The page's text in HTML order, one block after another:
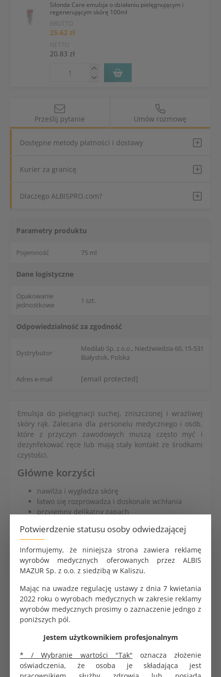
Potwierdzenie statusu osoby odwiedzającej
Informujemy, że niniejsza strona zawiera reklamę
wyrobów medycznych oferowanych przez ALBIS
MAZUR Sp. z o.o. z siedzibą w Kaliszu.
Mając na uwadze regulację ustawy z dnia 7 kwietania
2022 roku o wyrobach medycznych w zakresie reklamy
wyrobów medycznych prosimy o zaznaczenie jedngo z
poniższych pól.
Jestem użytkownikiem profesjonalnym
* / Wybranie wartości "Tak" oznacza złożenie
oświadczenia, że osoba je składająca jest
Silonda Care emulsja o działaniu pielęgnującym i
regenerującym skórę 100ml
BRUTTO
25.62 zł
NETTO
20.83 zł
Prześlij pytanie Umów rozmowę
Dostępne metody płatności i dostawy
Kurier za granicę
Dlaczego ALBISPRO.com?
Parametry produktu
Pojemność 75 ml
Dane logistyczne
Opakowanie
jednostkowe
1 szt.
Odpowiedzialność za zgodność
Dystrybutor
Medilab Sp. z o.o., Niedźwiedzia 60, 15-531
Białystok, Polska
Adres e-mail [email protected]
Emulsja do pielęgnacji suchej, zniszczonej i wrażliwej
skóry rąk. Zalecana dla personelu medycznego i osób,
które z przyczyn zawodowych muszą często myć i
dezynfekować ręce lub mają stały kontakt ze środkami
czystości.
Główne korzyści
nawilża i wygładza skórę
łatwo się rozprowadza i doskonale wchłania
przyjemny delikatny zapach
wosk pszczeli i witaminy
emulsja typu olej w wodzie
neutralne dla skóry pH
posiada badania dermatologiczne
zawiera kwas hialuronowy, kolagen, elastynę,
wosk pszczeli
właściwości pielęgnujące i wygładzające
zapewnia zawartość kompleksu witamin C, E, F,
ekstraktu z cytryny oraz naturalnych olejków z
pestek winogron, orzecha kokosowego i pestek
moreli
poprawia naturalną wilgotność i elastyczność
skóry